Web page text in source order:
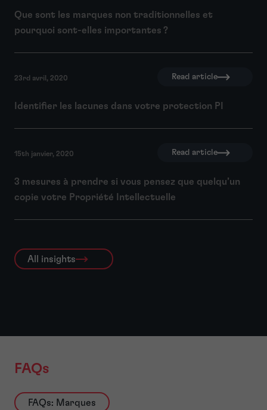
Que sont les marques non traditionnelles et
pourquoi sont-elles importantes ?
23rd avril, 2020 Read article
Identifier les lacunes dans votre protection PI
15th janvier, 2020 Read article
3 mesures à prendre si vous pensez que quelqu’un
copie votre Propriété Intellectuelle
All insights
FAQs
FAQs: Marques